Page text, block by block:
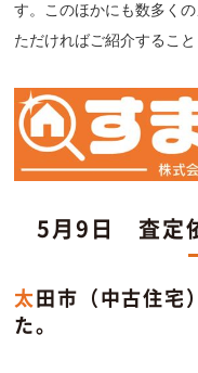
す。このほかにも数多く
ただければご紹介すること
5月9日 査定
太田市（中古住宅）の査定依頼をいただきまし
た。